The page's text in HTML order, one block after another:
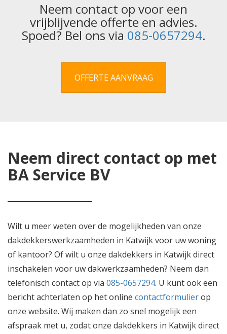
Neem contact op voor een
vrijblijvende offerte en advies.
Spoed? Bel ons via 085-0657294.
OFFERTE AANVRAAG
Neem direct contact op met
BA Service BV
Wilt u meer weten over de mogelijkheden van onze
dakdekkerswerkzaamheden in Katwijk voor uw woning
of kantoor? Of wilt u onze dakdekkers in Katwijk direct
inschakelen voor uw dakwerkzaamheden? Neem dan
telefonisch contact op via 085-0657294. U kunt ook een
bericht achterlaten op het online contactformulierop
onze website. Wij maken dan zo snel mogelijk een
afspraak met u, zodat onze dakdekkers in Katwijk direct